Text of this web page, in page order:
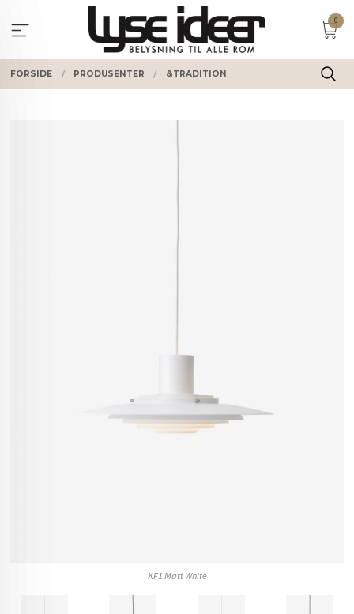
innholdet
0
FORSIDE PRODUSENTER &TRADITION
KF1 Matt White